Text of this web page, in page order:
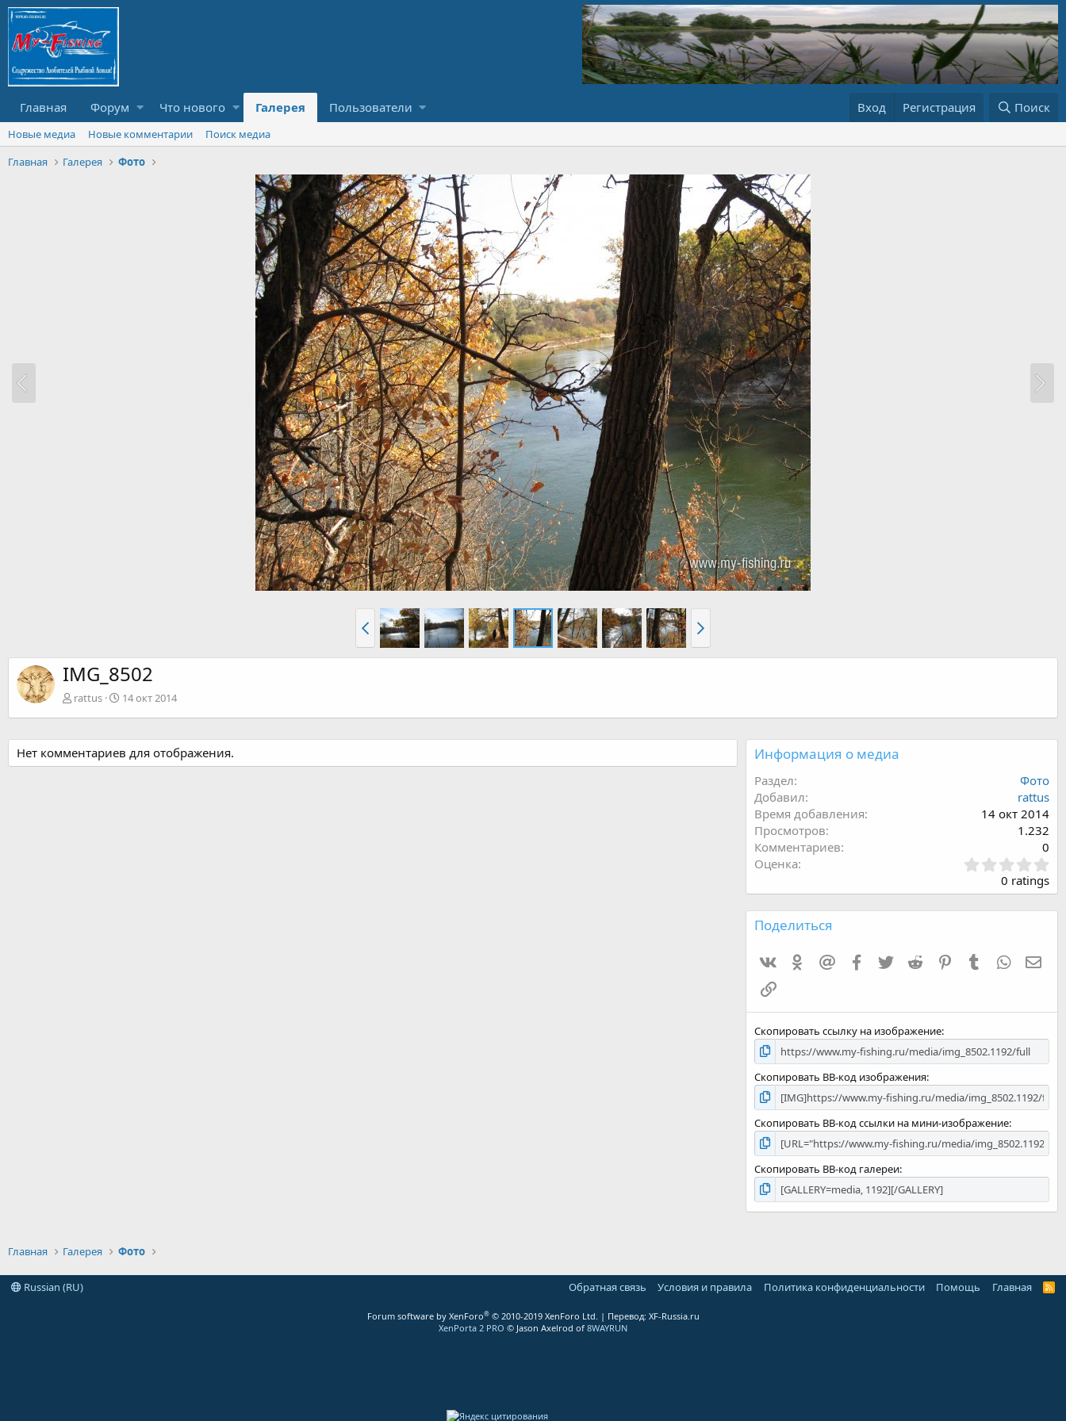
Главная Форум Что нового Галерея Пользователи Вход Регистрация Поиск
Новые медиа Новые комментарии
Поиск медиа
Главная
Галерея Фото
IMG_8502
rattus 14 окт 2014
Нет комментариев для отображения. Информация о медиа
Раздел
Фото
Добавил
rattus
Время добавления
14 окт 2014
Просмотров
1.232
Комментариев
0
Оценка
в
ё
з
0 ratings
Поделиться
VK Одноклассники
Mailru Facebook
TwitterReddit PinterestTumblr
E-
Ссылка
Скопировать ссылку на изображение
Скопировать BB-код изображения
Скопировать BB-код ссылки на мини-изображение
Скопировать BB-код галереи
Главная Галерея Фото
Russian (RU) Обратная связь Условия и правила Политика конфиденциальности Помощь Главная
R
Forum software by XenForo® © 2010-2019 XenForo Ltd. | Перевод: XF-Russia.ru
XenPorta 2 PRO © Jason Axelrod of 8WAYRUN